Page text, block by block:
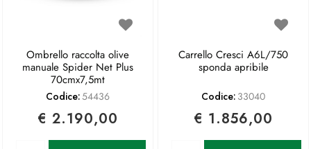
Ombrello raccolta olive
manuale Spider Net Plus
70cmx7,5mt
Codice:54436
€ 2.190,00
Carrello Cresci A6L/750
sponda apribile
Codice: 33040
€ 1.856,00